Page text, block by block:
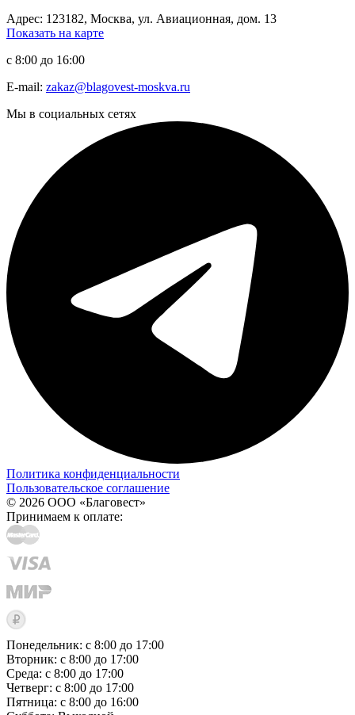
Адрес: 123182, Москва, ул. Авиационная, дом. 13
Показать на карте
с 8:00 до 16:00
E-mail: zakaz@blagovest-moskva.ru
Мы в социальных сетях
Политика конфиденциальности
Пользовательское соглашение
© 2026 ООО «Благовест»
Принимаем к оплате:
Понедельник: с 8:00 до 17:00
Вторник: с 8:00 до 17:00
Среда: с 8:00 до 17:00
Четверг: с 8:00 до 17:00
Пятница: с 8:00 до 16:00